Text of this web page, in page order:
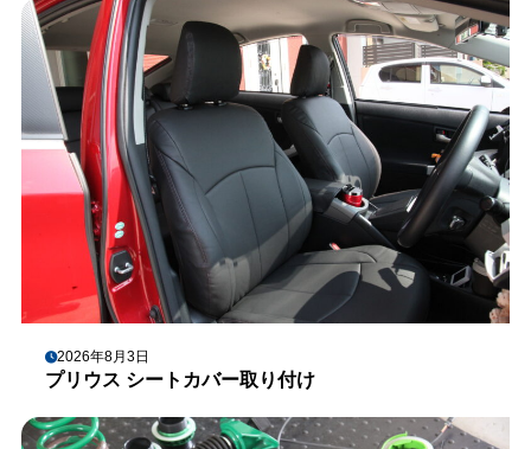
2026年8月3日
プリウス シートカバー取り付け